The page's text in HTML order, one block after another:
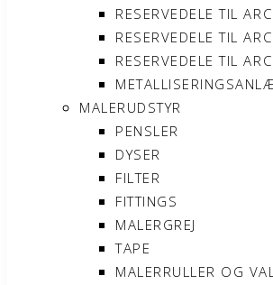
RESERVEDELE TIL
RESERVEDELE TIL
RESERVEDELE TIL
MALERUDSTYR
PENSLER
DYSER
FILTER
FITTINGS
MALERGREJ
TAPE
MALERRULLER OG